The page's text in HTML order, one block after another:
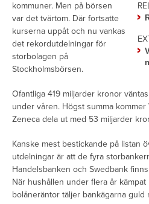
kommuner. Men på börsen
var det tvärtom. Där fortsatte
kurserna uppåt och nu vankas
det rekordutdelningar för
storbolagen på
Stockholmsbörsen.
Ofantliga 419 miljarder kronor
under våren. Högst summa kommer
Zeneca dela ut med 53 miljarder
Kanske mest bestickande på listan
utdelningar är att de fyra
Handelsbanken och Swedbank
När hushållen under flera år
bolåneräntor täljer bankägarna guld